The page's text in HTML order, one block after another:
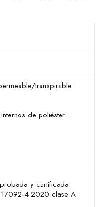
transpirable
de poliéster
y certificada
17092-4:2020 clase A